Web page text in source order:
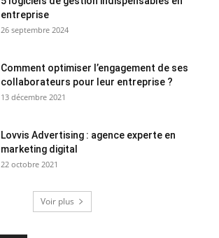
entreprise
26 septembre 2024
Comment optimiser l’engagement de ses
collaborateurs pour leur entreprise ?
13 décembre 2021
Lovvis Advertising : agence experte en
marketing digital
22 octobre 2021
Voir plus